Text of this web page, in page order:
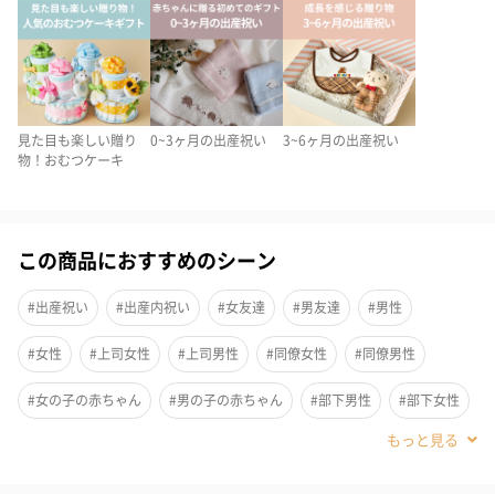
贈り物として人気のあるGapBabyのアイテムを使用したおむつケ
ーキです。
贈る側も受け取る側も嬉しいとってもおしゃれなおむつケーキ。
実用的なスタイ、タオル、ベビーソックスがセットになってま
見た目も楽しい贈り
物！おむつケーキ
0~3ヶ月の出産祝い 3~6ヶ月の出産祝い
この商品におすすめのシーン
#出産祝い #出産内祝い #女友達 #男友達 #男性
#女性 #上司女性 #上司男性 #同僚女性 #同僚男性
#女の子の赤ちゃん #男の子の赤ちゃん #部下男性 #部下女性
#30代